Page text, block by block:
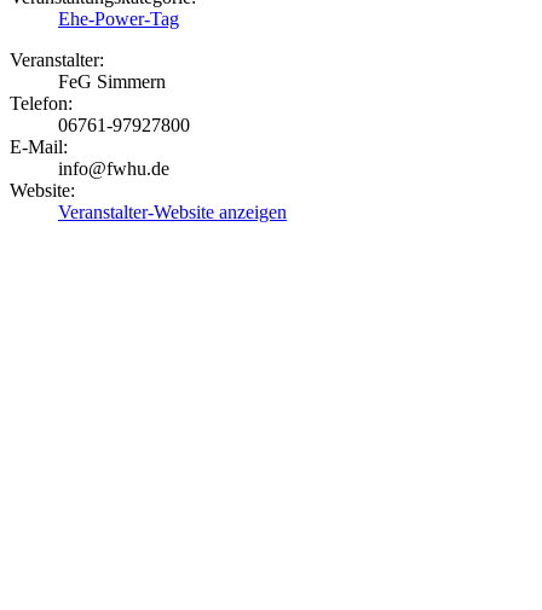
Ehe-Power-Tag
Veranstalter:
FeG Simmern
Telefon:
06761-97927800
E-Mail:
info@fwhu.de
Website:
Veranstalter-Website anzeigen